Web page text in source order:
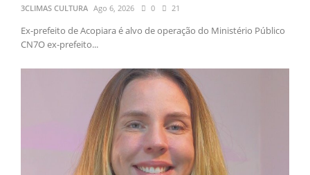
3CLIMAS CULTURA Ago 6, 2026 0 21
Ex-prefeito de Acopiara é alvo de operação do Ministério Público
CN7O ex-prefeito...